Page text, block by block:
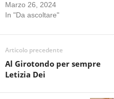
Marzo 26, 2024
In "Da ascoltare"
Articolo precedente
Al Girotondo per sempre
Letizia Dei